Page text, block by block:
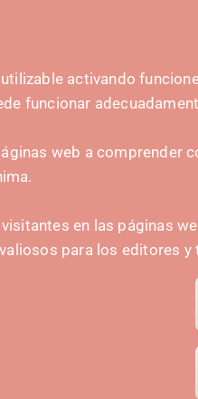
Prentsa-kita
activando
funcionar
web a comprender
en las páginas
para los editores y